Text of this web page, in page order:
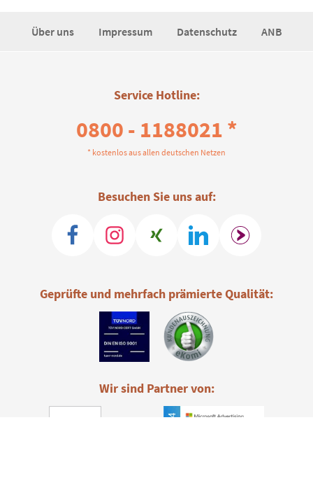
Über uns Impressum Datenschutz ANB
Service Hotline:
0800 - 1188021 *
* kostenlos aus allen deutschen Netzen
Besuchen Sie uns auf:
Geprüfte und mehrfach prämierte Qualität:
Wir sind Partner von: